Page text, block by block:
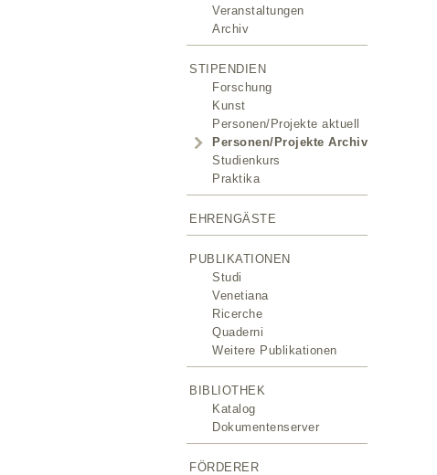
Veranstaltungen
Archiv
STIPENDIEN
Forschung
Kunst
Personen/Projekte aktuell
Personen/Projekte Archiv
Studienkurs
Praktika
EHRENGÄSTE
PUBLIKATIONEN
Studi
Venetiana
Ricerche
Quaderni
Weitere Publikationen
BIBLIOTHEK
Katalog
Dokumentenserver
FÖRDERER